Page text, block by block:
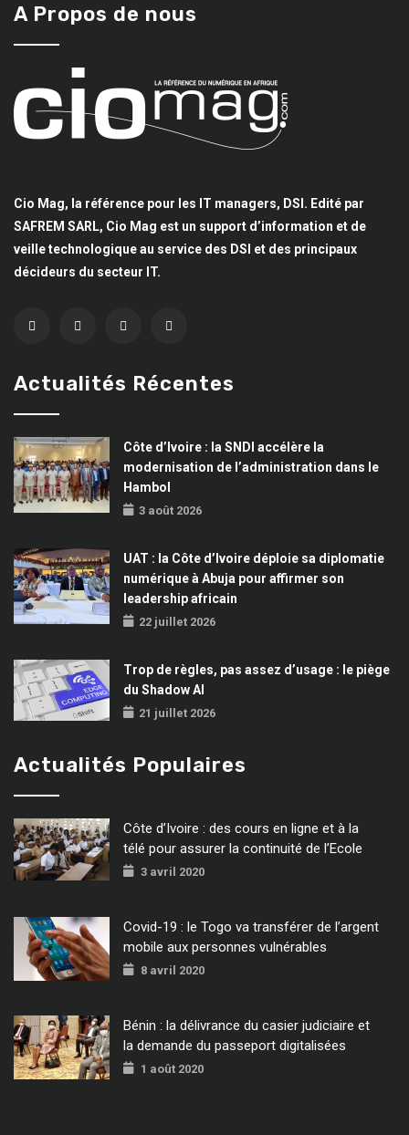
A Propos de nous
Cio Mag, la référence pour les IT managers, DSI. Edité par
SAFREM SARL, Cio Mag est un support d’information et de
veille technologique au service des DSI et des principaux
décideurs du secteur IT.
Actualités Récentes
Côte d’Ivoire : la SNDI accélère la
modernisation de l’administration dans le
Hambol
3 août 2026
UAT : la Côte d’Ivoire déploie sa diplomatie
numérique à Abuja pour affirmer son
leadership africain
22 juillet 2026
Trop de règles, pas assez d’usage : le piège
du Shadow AI
21 juillet 2026
Actualités Populaires
Côte d’Ivoire : des cours en ligne et à la
télé pour assurer la continuité de l’Ecole
3 avril 2020
Covid-19 : le Togo va transférer de l’argent
mobile aux personnes vulnérables
8 avril 2020
Bénin : la délivrance du casier judiciaire et
la demande du passeport digitalisées
1 août 2020